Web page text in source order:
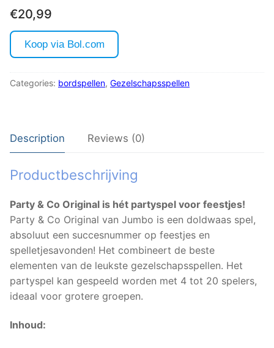
€20,99
Koop via Bol.com
Categories: bordspellen, Gezelschapsspellen
Description Reviews (0)
Productbeschrijving
Party & Co Original is hét partyspel voor feestjes!
Party & Co Original van Jumbo is een doldwaas spel,
absoluut een succesnummer op feestjes en
spelletjesavonden! Het combineert de beste
elementen van de leukste gezelschapsspellen. Het
partyspel kan gespeeld worden met 4 tot 20 spelers,
ideaal voor grotere groepen.
Inhoud: